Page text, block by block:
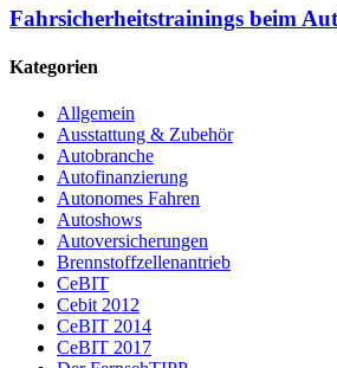
Fahrsicherheitstrainings beim
Kategorien
Allgemein
Ausstattung & Zubehör
Autobranche
Autofinanzierung
Autonomes Fahren
Autoshows
Autoversicherungen
Brennstoffzellenantrieb
CeBIT
Cebit 2012
CeBIT 2014
CeBIT 2017